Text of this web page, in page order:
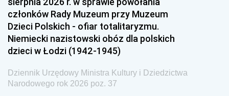
członków Rady Muzeum przy Muzeum
Dzieci Polskich - ofiar totalitaryzmu.
Niemiecki nazistowski obóz dla polskich
dzieci w Łodzi (1942-1945)
Dziennik Urzędowy Ministra Kultury i Dziedzictwa
Narodowego rok 2026 poz. 37